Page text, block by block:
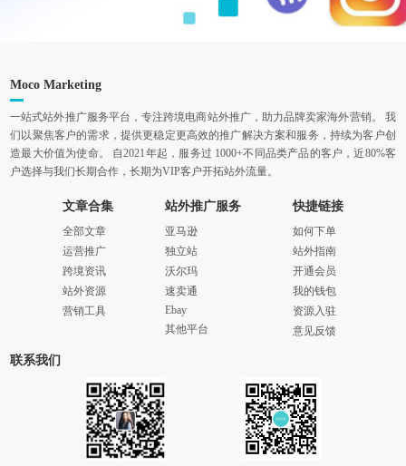
Moco Marketing
一站式站外推广服务平台，专注跨境电商站外推广，助力品牌卖家海外营销。 我
们以聚焦客户的需求，提供更稳定更高效的推广解决方案和服务，持续为客户创
造最大价值为使命。 自2021年起，服务过 1000+不同品类产品的客户，近80%客
户选择与我们长期合作，长期为VIP客户开拓站外流量。
文章合集
全部文章
运营推广
跨境资讯
站外资源
营销工具
站外推广服务
亚马逊
独立站
沃尔玛
速卖通
Ebay
其他平台
快捷链接
如何下单
站外指南
开通会员
我的钱包
资源入驻
意见反馈
联系我们